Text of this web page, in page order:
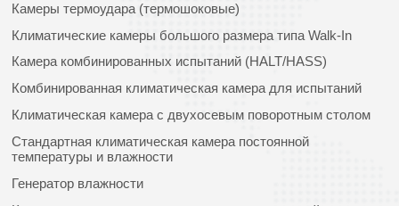
Камеры термоудара (термошоковые)
Климатические камеры большого размера типа Walk-In
Камера комбинированных испытаний (HALT/HASS)
Комбинированная климатическая камера для испытаний
Климатическая камера с двухосевым поворотным столом
Стандартная климатическая камера постоянной
температуры и влажности
Генератор влажности